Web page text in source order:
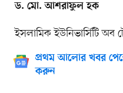
ড. মো. আশরাফুল হক
ইসলামিক ইউনিভার্সিটি
প্রথম আলোর খবর
করুন